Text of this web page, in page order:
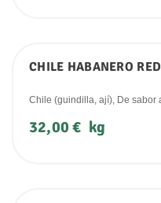
CHILE HABANERO RED
Chile (guindilla, ají), De sabor
Precio
32,00 € kg